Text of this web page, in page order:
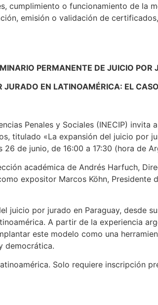
cumplimiento o funcionamiento de la
emisión o validación de
PERMANENTE DE JUICIO POR
JURADO EN LATINOAMÉRICA: EL
Penales y Sociales (INECIP) invita
titulado «La expansión del juicio por
de junio, de 16:00 a 17:30 (hora de
académica de Andrés Harfuch,
expositor Marcos Köhn, Presidente
juicio por jurado en Paraguay, desde
A partir de la experiencia
este modelo como una
democrática.
Solo requiere inscripción